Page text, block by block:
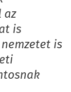
az
is
is